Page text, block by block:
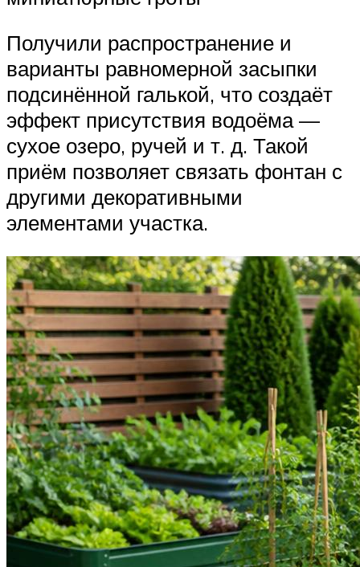
Получили распространение и
варианты равномерной засыпки
подсинённой галькой, что создаёт
эффект присутствия водоёма —
сухое озеро, ручей и т. д. Такой
приём позволяет связать фонтан с
другими декоративными
элементами участка.